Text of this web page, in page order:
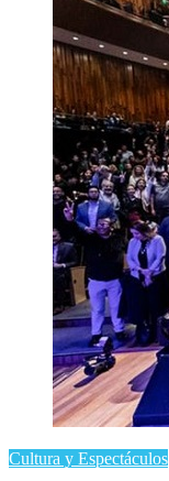
Cultura y Espectáculos